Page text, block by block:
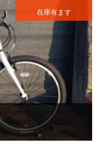
在庫有ます